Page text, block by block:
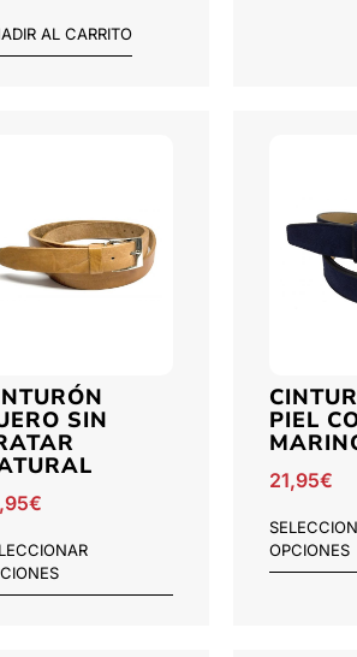
AL CARRITO
SIN
€
PIEL
21,95€
OPCIONES